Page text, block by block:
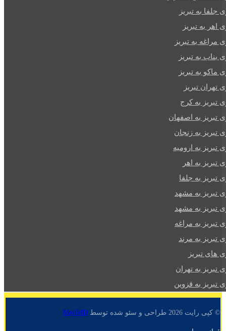
جلفا به تبریز
اهر به تبریز
مراغه به تبریز
بناب به تبریز
ماکو به تبریز
تهران تبریز
تبریز به کرج
تبریز به اصفهان
تبریز به زنجان
تبریز به ارومیه
تبریز به اهر
تبریز به جلفا
تبریز به مشهد
تبریز به مشهد
تبریز به مراغه
تبریز به مرند
های تبریز
تبریز به تهران
تبریز به قزوین
© کپی رایت 2026 طراحی و سئو شده توسط MojiMD